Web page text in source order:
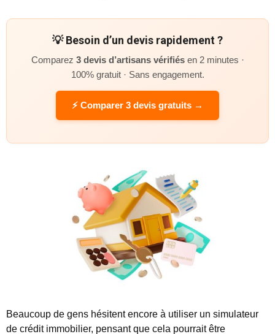
💡 Besoin d’un devis rapidement ?
Comparez 3 devis d’artisans vérifiésen 2 minutes ·
100% gratuit · Sans engagement.
⚡ Comparer 3 devis gratuits →
Beaucoup de gens hésitent encore à utiliser un simulateur
de crédit immobilier, pensant que cela pourrait être